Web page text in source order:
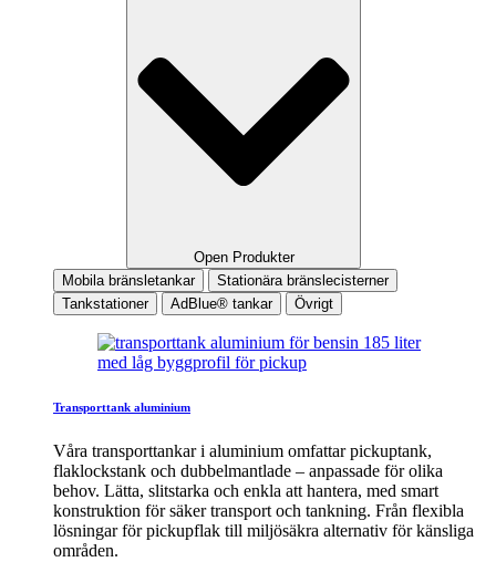
Open Produkter
Mobila bränsletankar
Stationära bränslecisterner
Tankstationer
AdBlue® tankar Övrigt
Transporttank aluminium
Våra transporttankar i aluminium omfattar pickuptank,
flaklockstank och dubbelmantlade – anpassade för olika
behov. Lätta, slitstarka och enkla att hantera, med smart
konstruktion för säker transport och tankning. Från flexibla
lösningar för pickupflak till miljösäkra alternativ för känsliga
områden.